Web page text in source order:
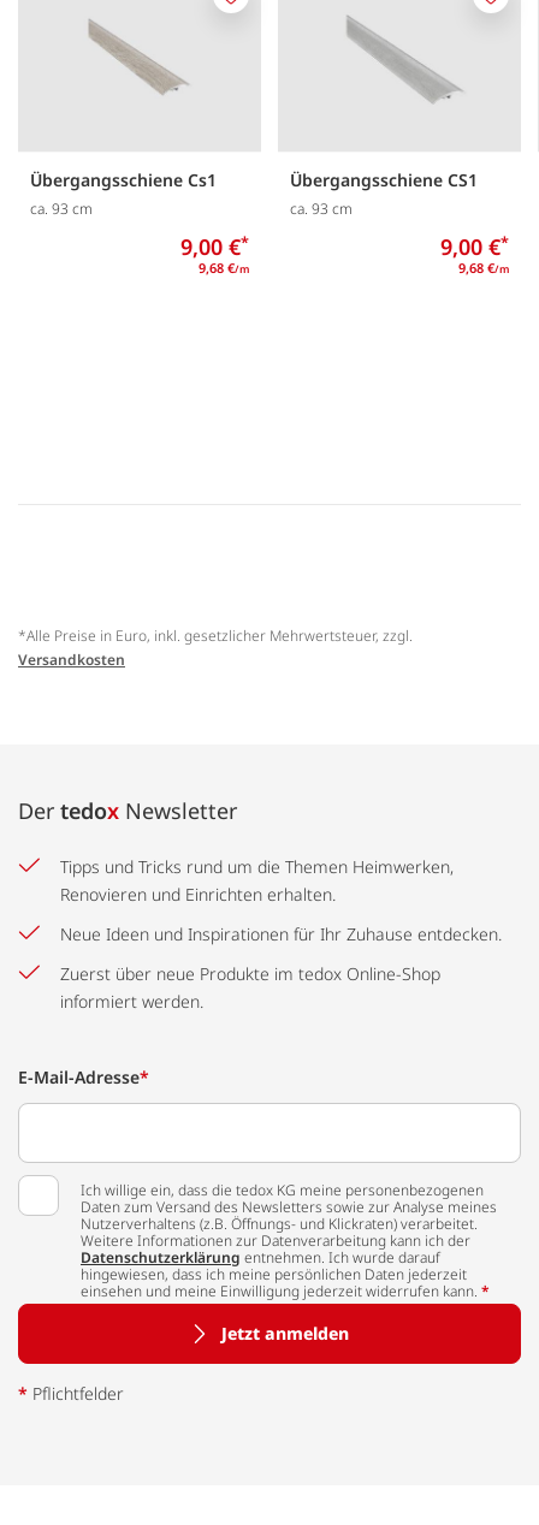
Übergangsschiene Cs1
ca. 93 cm
9,00 €*
9,68 €/m
Merken
Übergangsschiene CS1
ca. 93 cm
9,00 €*
9,68 €/m
*Alle Preise in Euro, inkl. gesetzlicher Mehrwertsteuer, zzgl.
Versandkosten
Der tedox Newsletter
Tipps und Tricks rund um die Themen Heimwerken,
Renovieren und Einrichten erhalten.
Neue Ideen und Inspirationen für Ihr Zuhause entdecken.
Zuerst über neue Produkte im tedox Online-Shop
informiert werden.
E-Mail-Adresse*
Ich willige ein, dass die tedox KG meine personenbezogenen
Daten zum Versand des Newsletters sowie zur Analyse meines
Nutzerverhaltens (z.B. Öffnungs- und Klickraten) verarbeitet.
Weitere Informationen zur Datenverarbeitung kann ich der
Datenschutzerklärung entnehmen. Ich wurde darauf
hingewiesen, dass ich meine persönlichen Daten jederzeit
einsehen und meine Einwilligung jederzeit widerrufen kann. *
Jetzt anmelden
* Pflichtfelder